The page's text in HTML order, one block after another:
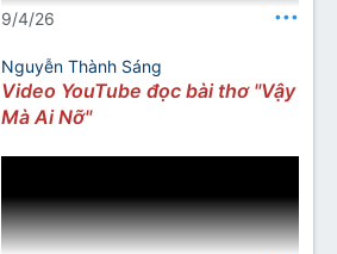
9/4/26 •••
Nguyễn Thành Sáng
Video YouTube đọc bài thơ "Vậy
Mà Ai Nỡ"